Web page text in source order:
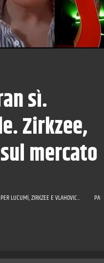
sì.
Zirkzee,
mercato
LUCUMÌ, ZIRKZEE E VLAHOVIC...